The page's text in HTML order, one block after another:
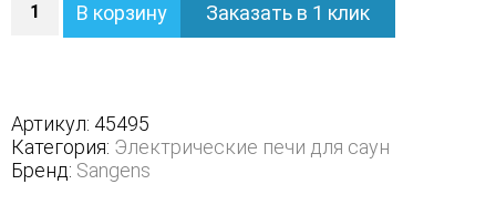
Электрическая
банная
W12G
В корзину Заказать в 1 клик
Артикул: 45495
Категория: Электрические печи для саун
Бренд: Sangens